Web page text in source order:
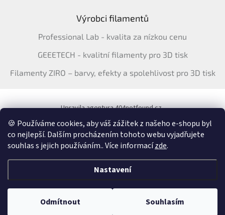
🍪 Používáme cookies, aby váš zážitek z našeho e-shopu byl
co nejlepší. Dalším procházením tohoto webu vyjadřujete
souhlas s jejich používáním.. Více informacízde.
Nastavení
Odmítnout Souhlasím
Výrobci filamentů
Professional Lab - kvalita za nízkou cenu
GEEETECH - kvalitní filamenty pro 3D tisk
Filamenty ZIRO – barvy, efekty a spolehlivost pro 3D tisk
Upravila agentura 404notfound.cz
Katalog filamentů ERYONE pro ČR
Vytvořil Shoptet &
Copyright 2026
Upravit nastavení